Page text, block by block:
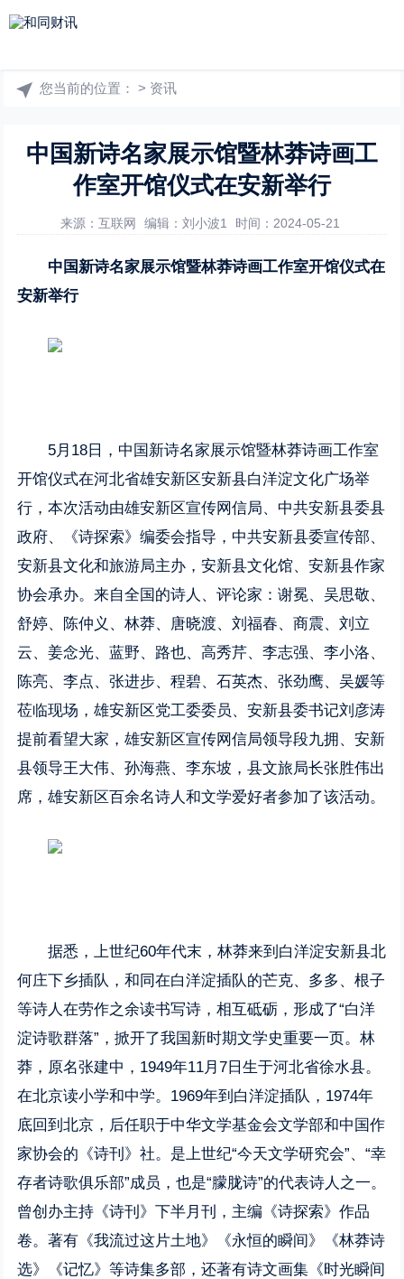
您当前的位置： > 资讯
中国新诗名家展示馆暨林莽诗画工
作室开馆仪式在安新举行
来源：互联网 编辑：刘小波1 时间：2024-05-21
中国新诗名家展示馆暨林莽诗画工作室开馆仪式在
安新举行
5月18日，中国新诗名家展示馆暨林莽诗画工作室
开馆仪式在河北省雄安新区安新县白洋淀文化广场举
行，本次活动由雄安新区宣传网信局、中共安新县委县
政府、《诗探索》编委会指导，中共安新县委宣传部、
安新县文化和旅游局主办，安新县文化馆、安新县作家
协会承办。来自全国的诗人、评论家：谢冕、吴思敬、
舒婷、陈仲义、林莽、唐晓渡、刘福春、商震、刘立
云、姜念光、蓝野、路也、高秀芹、李志强、李小洛、
陈亮、李点、张进步、程碧、石英杰、张劲鹰、吴媛等
莅临现场，雄安新区党工委委员、安新县委书记刘彦涛
提前看望大家，雄安新区宣传网信局领导段九拥、安新
县领导王大伟、孙海燕、李东坡，县文旅局长张胜伟出
席，雄安新区百余名诗人和文学爱好者参加了该活动。
据悉，上世纪60年代末，林莽来到白洋淀安新县北
何庄下乡插队，和同在白洋淀插队的芒克、多多、根子
等诗人在劳作之余读书写诗，相互砥砺，形成了“白洋
淀诗歌群落”，掀开了我国新时期文学史重要一页。林
莽，原名张建中，1949年11月7日生于河北省徐水县。
在北京读小学和中学。1969年到白洋淀插队，1974年
底回到北京，后任职于中华文学基金会文学部和中国作
家协会的《诗刊》社。是上世纪“今天文学研究会”、“幸
存者诗歌俱乐部”成员，也是“朦胧诗”的代表诗人之一。
曾创办主持《诗刊》下半月刊，主编《诗探索》作品
卷。著有《我流过这片土地》《永恒的瞬间》《林莽诗
选》《记忆》等诗集多部，还著有诗文画集《时光瞬间